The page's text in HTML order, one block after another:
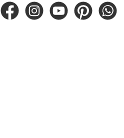
FacebookInstagramYouTubePinterest